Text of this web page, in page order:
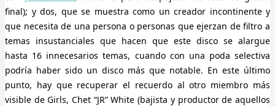
final); y dos, que se muestra como un creador incontinente y
que necesita de una persona o personas que ejerzan de filtro a
temas insustanciales que hacen que este disco se alargue
hasta 16 innecesarios temas, cuando con una poda selectiva
podría haber sido un disco más que notable. En este último
punto, hay que recuperar el recuerdo al otro miembro más
visible de Girls, Chet “JR” White (bajista y productor de aquellos